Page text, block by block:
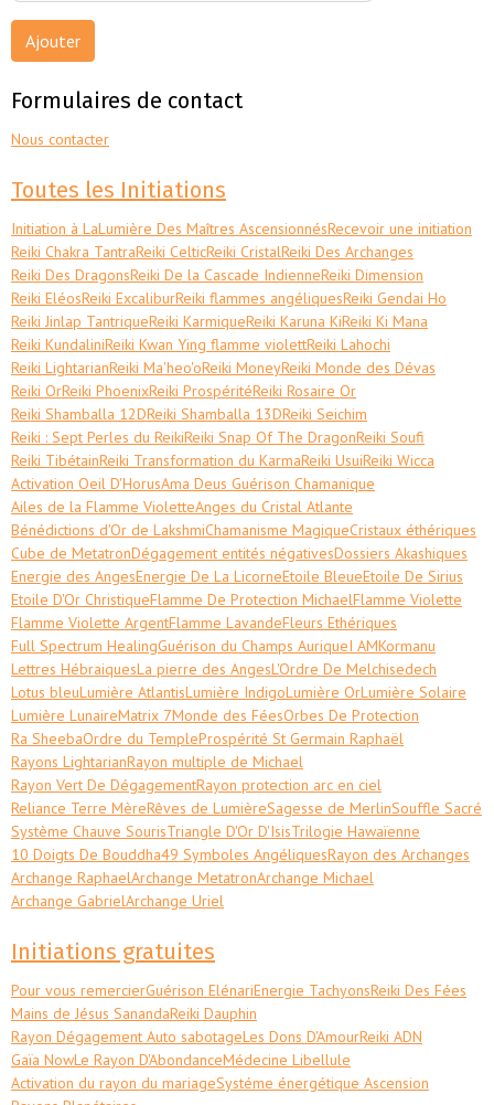
Ajouter
Formulaires de contact
Nous contacter
Toutes les Initiations
Initiation à LaLumière Des Maîtres AscensionnésRecevoir une initiation
Reiki Chakra TantraReiki CelticReiki CristalReiki Des Archanges
Reiki Des DragonsReiki De la Cascade IndienneReiki Dimension
Reiki EléosReiki ExcaliburReiki flammes angéliquesReiki Gendai Ho
Reiki Jinlap TantriqueReiki KarmiqueReiki Karuna KiReiki Ki Mana
Reiki KundaliniReiki Kwan Ying flamme violettReiki Lahochi
Reiki LightarianReiki Ma'heo'oReiki MoneyReiki Monde des Dévas
Reiki OrReiki PhoenixReiki ProspéritéReiki Rosaire Or
Reiki Shamballa 12DReiki Shamballa 13DReiki Seichim
Reiki : Sept Perles du ReikiReiki Snap Of The DragonReiki Soufi
Reiki TibétainReiki Transformation du KarmaReiki UsuiReiki Wicca
Activation Oeil D'HorusAma Deus Guérison Chamanique
Ailes de la Flamme VioletteAnges du Cristal Atlante
Bénédictions d'Or de LakshmiChamanisme MagiqueCristaux éthériques
Cube de MetatronDégagement entités négativesDossiers Akashiques
Energie des AngesEnergie De La LicorneEtoile BleueEtoile De Sirius
Etoile D'Or ChristiqueFlamme De Protection MichaelFlamme Violette
Flamme Violette ArgentFlamme LavandeFleurs Ethériques
Full Spectrum HealingGuérison du Champs AuriqueI AMKormanu
Lettres HébraiquesLa pierre des AngesL'Ordre De Melchisedech
Lotus bleuLumière AtlantisLumière IndigoLumière OrLumière Solaire
Lumière LunaireMatrix 7Monde des FéesOrbes De Protection
Ra SheebaOrdre du TempleProspérité St Germain Raphaël
Rayons LightarianRayon multiple de Michael
Rayon Vert De DégagementRayon protection arc en ciel
Reliance Terre MèreRêves de LumièreSagesse de MerlinSouffle Sacré
Système Chauve SourisTriangle D'Or D'IsisTrilogie Hawaïenne
10 Doigts De Bouddha49 Symboles AngéliquesRayon des Archanges
Archange RaphaelArchange MetatronArchange Michael
Archange GabrielArchange Uriel
Initiations gratuites
Pour vous remercierGuérison ElénariEnergie TachyonsReiki Des Fées
Mains de Jésus SanandaReiki Dauphin
Rayon Dégagement Auto sabotageLes Dons D'AmourReiki ADN
Gaïa NowLe Rayon D'AbondanceMédecine Libellule
Activation du rayon du mariageSystéme énergétique Ascension